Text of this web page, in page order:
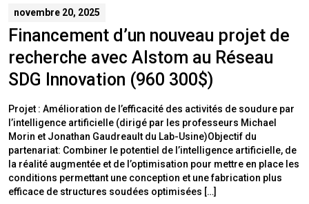
novembre 20, 2025
Financement d’un nouveau projet de
recherche avec Alstom au Réseau
SDG Innovation (960 300$)
Projet : Amélioration de l’efficacité des activités de soudure par
l’intelligence artificielle (dirigé par les professeurs Michael
Morin et Jonathan Gaudreault du Lab-Usine)Objectif du
partenariat: Combiner le potentiel de l’intelligence artificielle, de
la réalité augmentée et de l’optimisation pour mettre en place les
conditions permettant une conception et une fabrication plus
efficace de structures soudées optimisées […]